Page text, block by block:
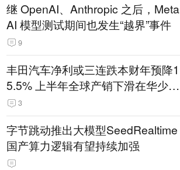
继 OpenAI、Anthropic 之后，Meta
AI 模型测试期间也发生“越界”事件
9
丰田汽车净利或三连跌本财年预降1
5.5% 上半年全球产销下滑在华少卖
14.3万辆
3
字节跳动推出大模型SeedRealtime
国产算力逻辑有望持续加强